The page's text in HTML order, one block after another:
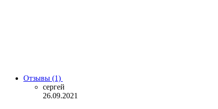
Отзывы (1)
сергей
26.09.2021